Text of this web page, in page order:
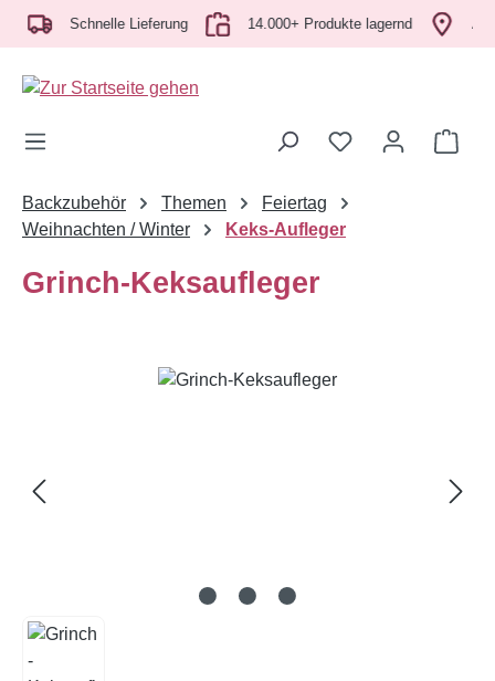
Zum Hauptinhalt springen
Schnelle Lieferung 14.000+ Produkte lagernd
Backzubehör Themen
Feiertag
Weihnachten / Winter
Keks-Aufleger
Grinch-Keksaufleger
Bildergalerie überspringen